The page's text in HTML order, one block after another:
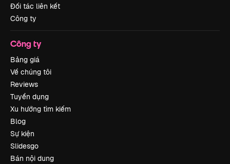
Đối tác liên kết
Công ty
Công ty
Bảng giá
Về chúng tôi
Reviews
Tuyển dụng
Xu hướng tìm kiếm
Blog
Sự kiện
Slidesgo
Bán nội dung